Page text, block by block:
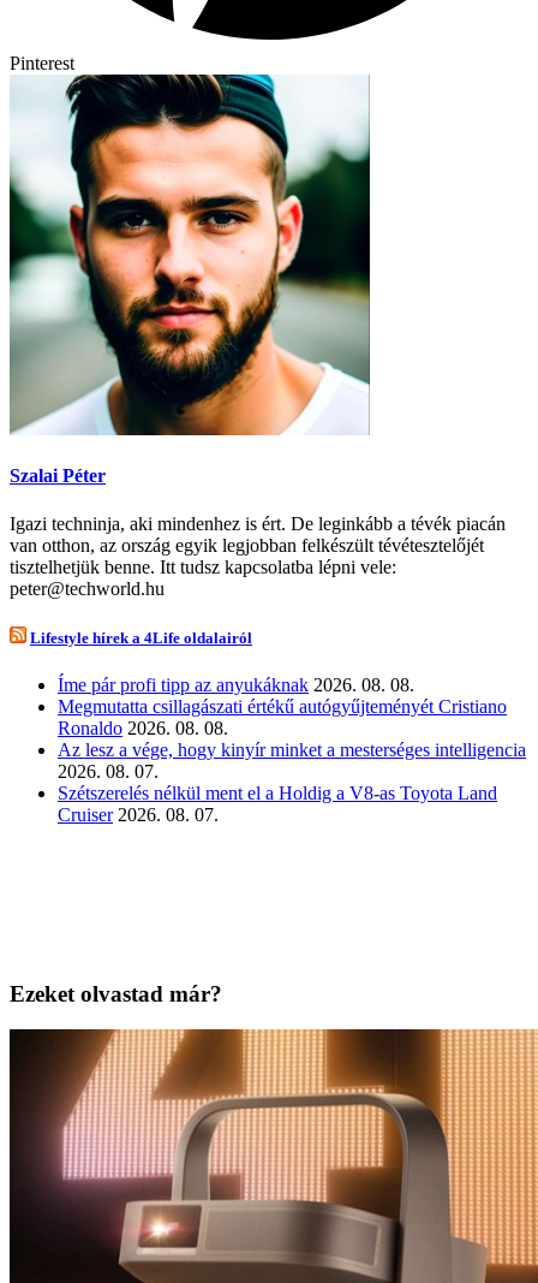
Pinterest
Szalai Péter
Igazi techninja, aki mindenhez is ért. De leginkább a tévék piacán
van otthon, az ország egyik legjobban felkészült tévétesztelőjét
tisztelhetjük benne. Itt tudsz kapcsolatba lépni vele:
peter@techworld.hu
Lifestyle hírek a 4Life oldalairól
Íme pár profi tipp az anyukáknak 2026. 08. 08.
Megmutatta csillagászati értékű autógyűjteményét Cristiano
Ronaldo 2026. 08. 08.
Az lesz a vége, hogy kinyír minket a mesterséges intelligencia
2026. 08. 07.
Szétszerelés nélkül ment el a Holdig a V8-as Toyota Land
Cruiser 2026. 08. 07.
Ezeket olvastad már?